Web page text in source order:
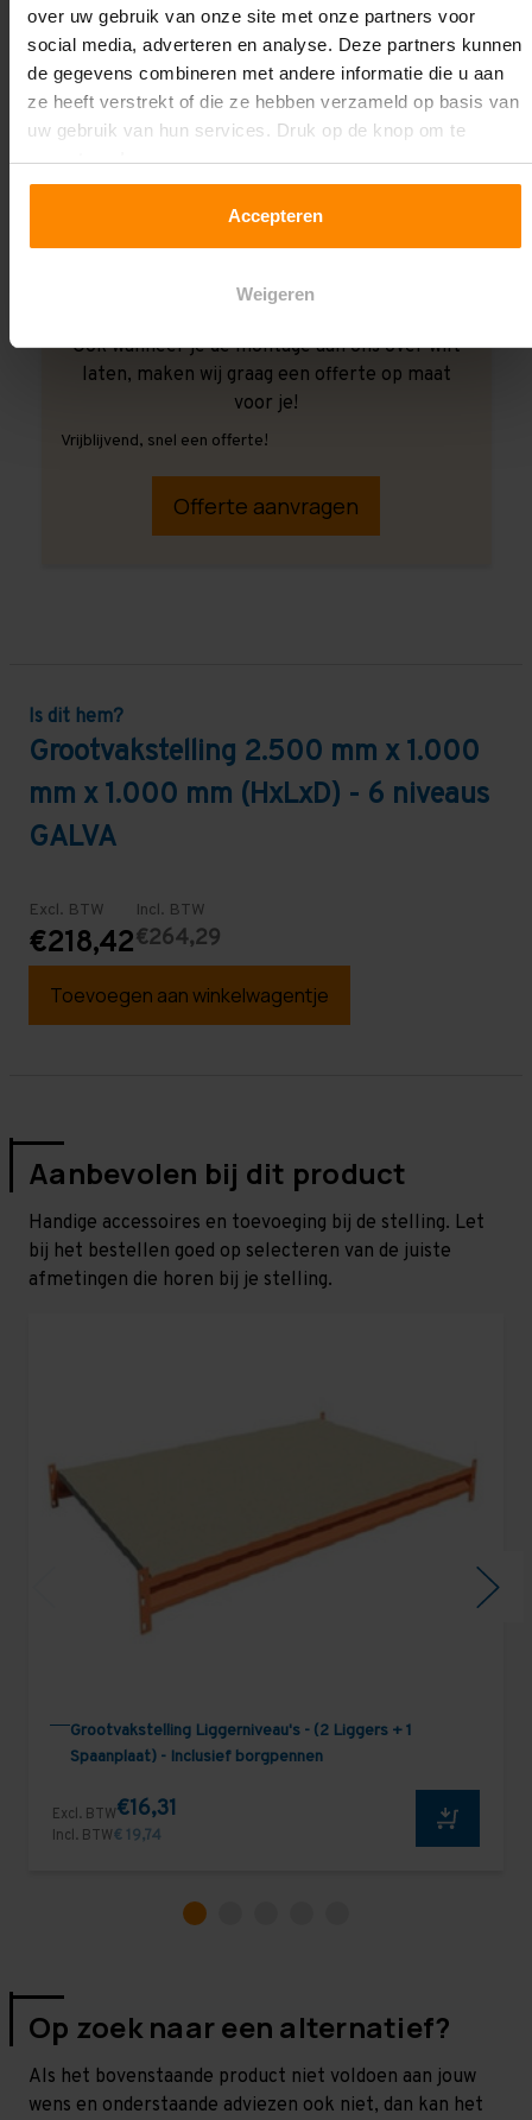
over uw gebruik van onze site met onze partners voor
social media, adverteren en analyse. Deze partners kunnen
de gegevens combineren met andere informatie die u aan
ze heeft verstrekt of die ze hebben verzameld op basis van
uw gebruik van hun services. Druk op de knop om te
accepteren!
Accepteren
Weigeren
Ook wanneer je de montage aan ons over wilt
laten, maken wij graag een offerte op maat
voor je!
Vrijblijvend, snel een offerte!
Offerte aanvragen
Is dit hem?
Grootvakstelling 2.500 mm x 1.000
mm x 1.000 mm (HxLxD) - 6 niveaus
GALVA
Excl. BTW
€218,42
Incl. BTW
€264,29
Toevoegen aan winkelwagentje
Aanbevolen bij dit product
Handige accessoires en toevoeging bij de stelling. Let
bij het bestellen goed op selecteren van de juiste
afmetingen die horen bij je stelling.
Grootvakstelling Liggerniveau's - (2 Liggers + 1
Spaanplaat) - Inclusief borgpennen
Excl. BTW€16,31
Incl. BTW€ 19,74
Op zoek naar een alternatief?
Als het bovenstaande product niet voldoen aan jouw
wens en onderstaande adviezen ook niet, dan kan het